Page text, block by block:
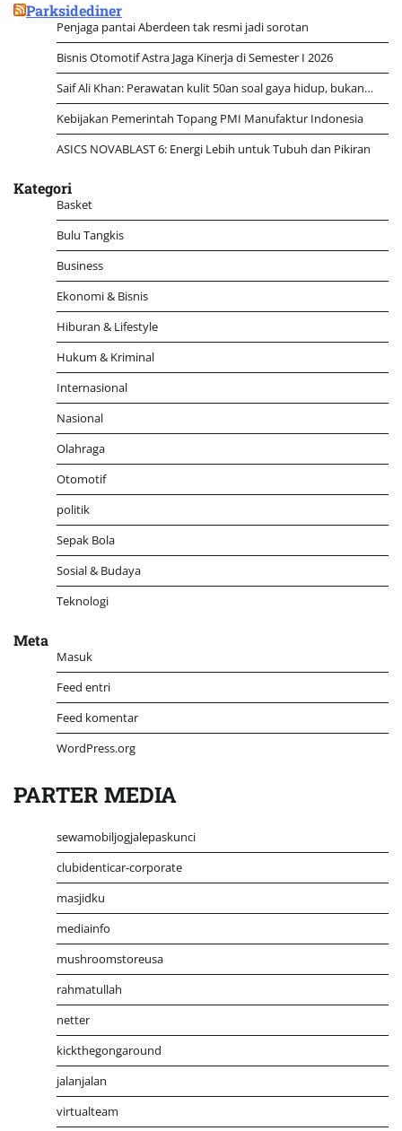
Parksidediner
Penjaga pantai Aberdeen tak resmi jadi sorotan
Bisnis Otomotif Astra Jaga Kinerja di Semester I 2026
Saif Ali Khan: Perawatan kulit 50an soal gaya hidup, bukan…
Kebijakan Pemerintah Topang PMI Manufaktur Indonesia
ASICS NOVABLAST 6: Energi Lebih untuk Tubuh dan Pikiran
Kategori
Basket
Bulu Tangkis
Business
Ekonomi & Bisnis
Hiburan & Lifestyle
Hukum & Kriminal
Internasional
Nasional
Olahraga
Otomotif
politik
Sepak Bola
Sosial & Budaya
Teknologi
Meta
Masuk
Feed entri
Feed komentar
WordPress.org
PARTER MEDIA
sewamobiljogjalepaskunci
clubidenticar-corporate
masjidku
mediainfo
mushroomstoreusa
rahmatullah
netter
kickthegongaround
jalanjalan
virtualteam